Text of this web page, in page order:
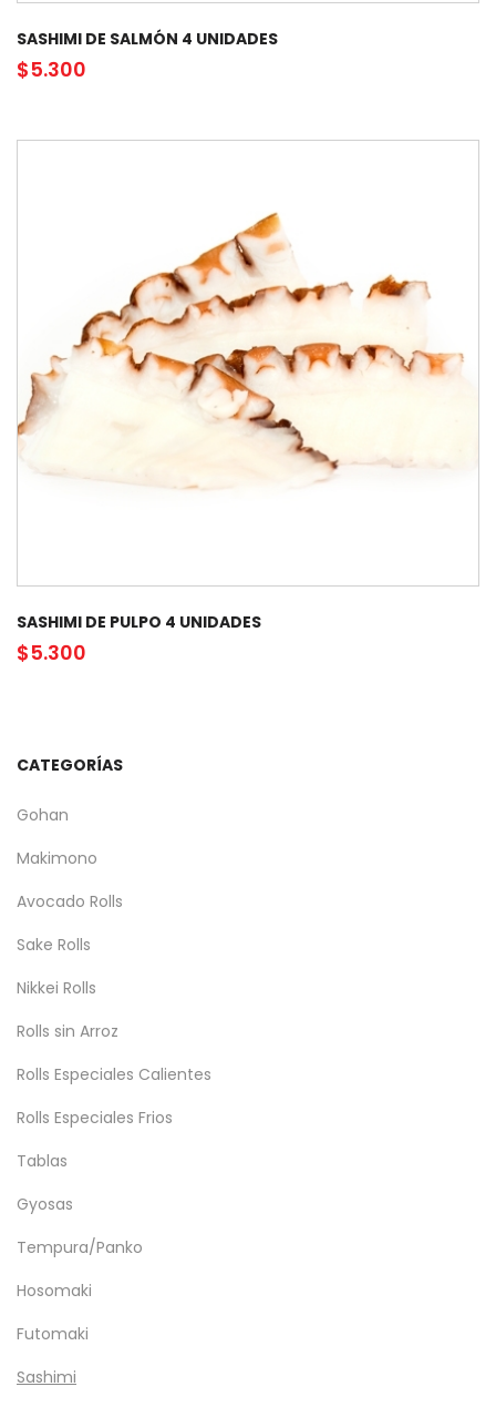
SASHIMI DE SALMÓN 4 UNIDADES
$5.300
SASHIMI DE PULPO 4 UNIDADES
$5.300
CATEGORÍAS
Gohan
Makimono
Avocado Rolls
Sake Rolls
Nikkei Rolls
Rolls sin Arroz
Rolls Especiales Calientes
Rolls Especiales Frios
Tablas
Gyosas
Tempura/Panko
Hosomaki
Futomaki
Sashimi